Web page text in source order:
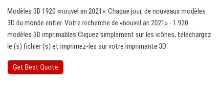
Modèles 3D 1920 «nouvel an 2021». Chaque jour, de nouveaux modèles
3D du monde entier. Votre recherche de «nouvel an 2021» - 1 920
modèles 3D imprimables Cliquez simplement sur les icônes, téléchargez
le (s) fichier (s) et imprimez-les sur votre imprimante 3D
Get Best Quote